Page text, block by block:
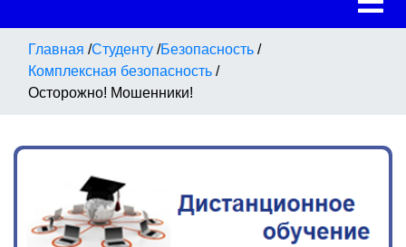
Главная /Студенту /Безопасность /
Комплексная безопасность /
Осторожно! Мошенники!